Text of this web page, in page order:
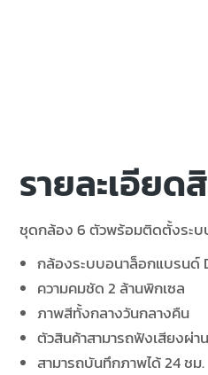
รายละเอียด
ชุดกล้อง 6 ตัวพร้อมติดตั้งระบ
กล้องระบบอนาล็อกแบรนด์
ความคมชัด 2 ล้านพิกเซล
ภาพสีทั้งกลางวันกลางคืน
ตัวสินค้าสามารถฟังเสียงผ่า
สามารถบันทึกภาพได้ 24 ชม.